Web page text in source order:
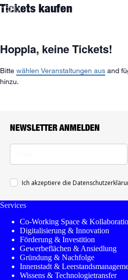
Zum
Inhalt
Tickets kaufen
Hoppla, keine Tickets!
Bitte wählen Veranstaltungen aus and
hinzu.
NEWSLETTER ANMELDEN
Ich akzeptiere die
Services
Co-Working Space &
Digitalisierung & Innovation
Förderung & Investition
Gewerbeflächen & Ansiedlung
Gründung & Nachfolge
Innenstadt &
Wissens & Technologietransfer